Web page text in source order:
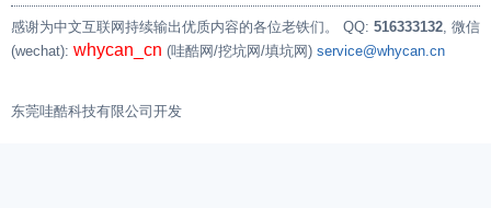
感谢为中文互联网持续输出优质内容的各位老铁们。 QQ: 516333132, 微信
(wechat): whycan_cn (哇酷网/挖坑网/填坑网) service@whycan.cn
东莞哇酷科技有限公司开发